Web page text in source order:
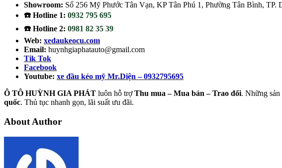
Showroom: Số 256 Mỹ Phước Tân Vạn, KP Tân Phú 1, Phường Tân Bình, TP.
☎️ Hotline 1: 0932 795 695
☎️ Hotline 2: 0981 82 35 39
Web: xedaukeocu.com
Email: huynhgiaphatauto@gmail.com
Tik Tok
Facebook
Youtube: xe đầu kéo mỹ Mr.Diện – 0932795695
Ô TÔ HUỲNH GIA PHÁT luôn hỗ trợThu mua – Mua bán – Trao đổi. Những sản
quốc. Thủ tục nhanh gọn, lãi suất ưu đãi.
About Author